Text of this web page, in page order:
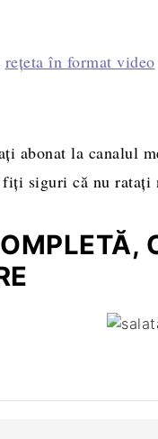
rețeta în format video
abonat la canalul
fiți siguri că nu ratați